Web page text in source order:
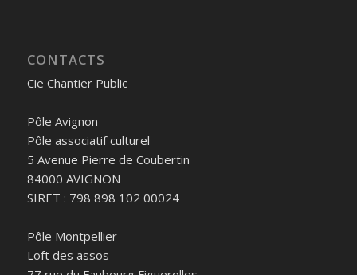
CONTACTS
Cie Chantier Public
Pôle Avignon
Pôle associatif culturel
5 Avenue Pierre de Coubertin
84000 AVIGNON
SIRET : 798 898 102 00024
Pôle Montpellier
Loft des assos